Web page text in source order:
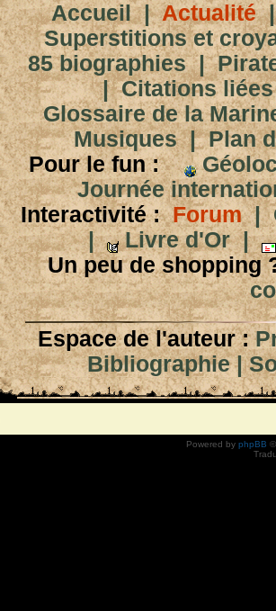
Accueil|Actualité
Superstitions et
85 biographies|
|Citations
Glossaire de la
Musiques|Plan
Pour le fun :
Journée
Interactivité : Forum|
|
Livre d'Or|
Un peu de shopping
Espace de l'auteur :
Bibliographie|
Powered by phpBB